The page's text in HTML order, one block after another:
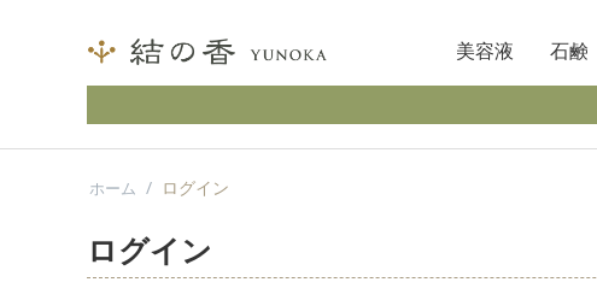
美容液 石鹸
ホーム / ログイン
ログイン